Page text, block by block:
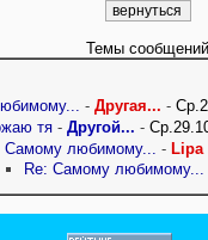
Темы
- Другая... -
тя - Другой... -
Cамому любимому...
- Lipa
Re: Cамому любимому...